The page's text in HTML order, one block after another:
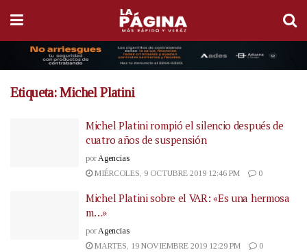
Etiqueta:Michel Platini
Michel Platini rompió el silencio después de
cuatro años de suspensión
por Agencias
MIÉRCOLES, 9 OCTUBRE 2019 12:46 PM
0
Michel Platini sobre el VAR: «Es una hermosa
m…»
por Agencias
MARTES, 19 NOVIEMBRE 2019 12:29 PM
0